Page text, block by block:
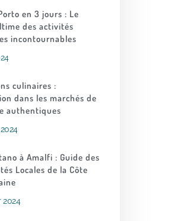
en 3 jours : Le
des activités
incontournables
culinaires :
dans les marchés de
authentiques
à Amalfi : Guide des
Locales de la Côte
2024